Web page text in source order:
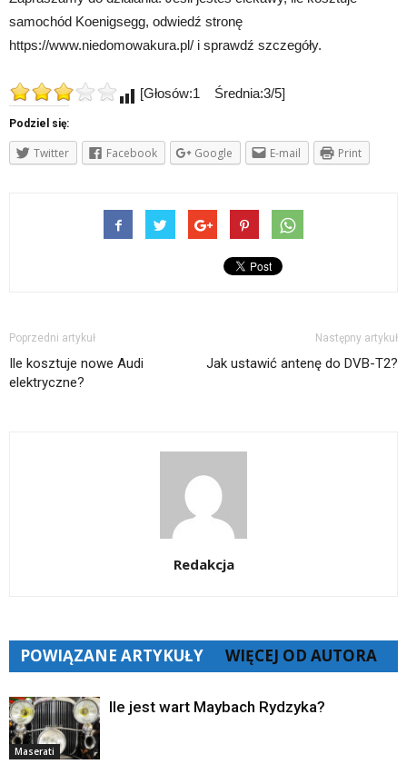
samochód Koenigsegg, odwiedź stronę
https://www.niedomowakura.pl/ i sprawdź szczegóły.
[Głosów:1 Średnia:3/5]
Podziel się:
Twitter Facebook Google E-mail Print
Poprzedni artykuł
Ile kosztuje nowe Audi
elektryczne?
Następny artykuł
Jak ustawić antenę do DVB-T2?
Redakcja
POWIĄZANE ARTYKUŁY WIĘCEJ OD AUTORA
Maserati
Ile jest wart Maybach Rydzyka?